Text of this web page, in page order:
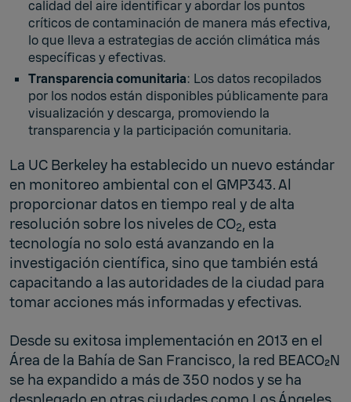
calidad del aire identificar y abordar los puntos
críticos de contaminación de manera más efectiva,
lo que lleva a estrategias de acción climática más
específicas y efectivas.
Transparencia comunitaria: Los datos recopilados
por los nodos están disponibles públicamente para
visualización y descarga, promoviendo la
transparencia y la participación comunitaria.
La UC Berkeley ha establecido un nuevo estándar
en monitoreo ambiental con el GMP343. Al
proporcionar datos en tiempo real y de alta
resolución sobre los niveles de CO2, esta
tecnología no solo está avanzando en la
investigación científica, sino que también está
capacitando a las autoridades de la ciudad para
tomar acciones más informadas y efectivas.
Desde su exitosa implementación en 2013 en el
Área de la Bahía de San Francisco, la red BEACO₂N
se ha expandido a más de 350 nodos y se ha